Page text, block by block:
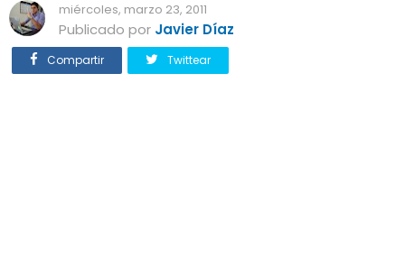
r
e
n
c
miércoles, marzo 23, 2011
Publicado por Javier Díaz
Compartir Twittear